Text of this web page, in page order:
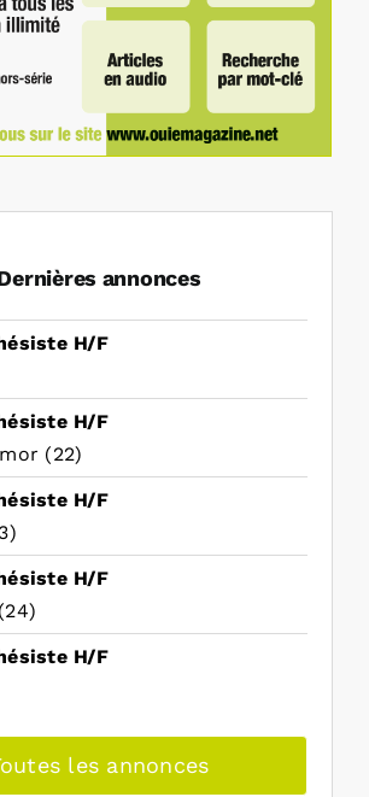
annonces
H/F
H/F
(22)
H/F
H/F
H/F
les annonces